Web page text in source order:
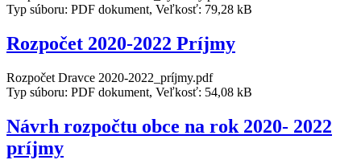
Typ súboru: PDF dokument, Veľkosť: 79,28 kB
Rozpočet 2020-2022 Príjmy
Rozpočet Dravce 2020-2022_príjmy.pdf
Typ súboru: PDF dokument, Veľkosť: 54,08 kB
Návrh rozpočtu obce na rok 2020- 2022
príjmy